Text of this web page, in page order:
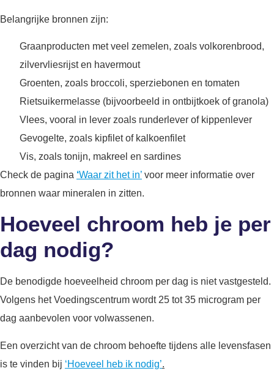
Belangrijke bronnen zijn:
Graanproducten met veel zemelen, zoals volkorenbrood,
zilvervliesrijst en havermout
Groenten, zoals broccoli, sperziebonen en tomaten
Rietsuikermelasse (bijvoorbeeld in ontbijtkoek of granola)
Vlees, vooral in lever zoals runderlever of kippenlever
Gevogelte, zoals kipfilet of kalkoenfilet
Vis, zoals tonijn, makreel en sardines
Check de pagina ‘Waar zit het in’ voor meer informatie over
bronnen waar mineralen in zitten.
Hoeveel chroom heb je per
dag nodig?
De benodigde hoeveelheid chroom per dag is niet vastgesteld.
Volgens het Voedingscentrum wordt 25 tot 35 microgram per
dag aanbevolen voor volwassenen.
Een overzicht van de chroom behoefte tijdens alle levensfasen
is te vinden bij ‘Hoeveel heb ik nodig’.